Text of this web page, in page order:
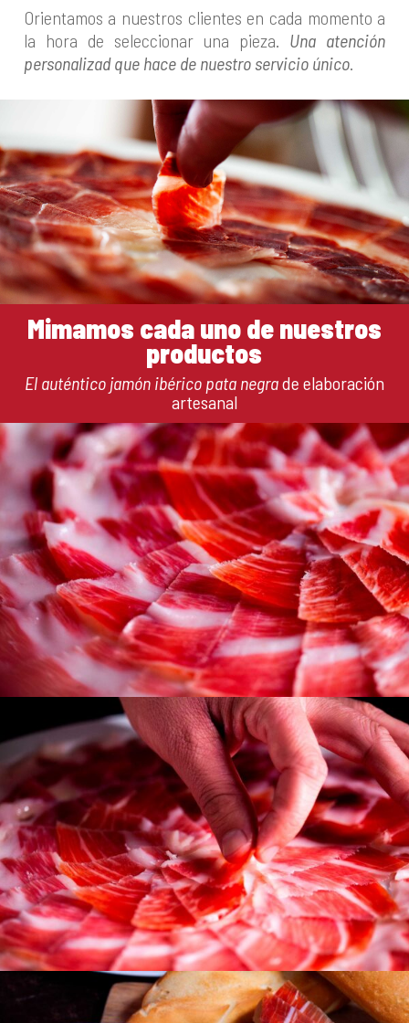
Orientamos a nuestros clientes en cada momento a
la hora de seleccionar una pieza. Una atención
personalizad que hace de nuestro servicio único.
Mimamos cada uno de nuestros
productos
El auténtico jamón ibérico pata negrade elaboración
artesanal